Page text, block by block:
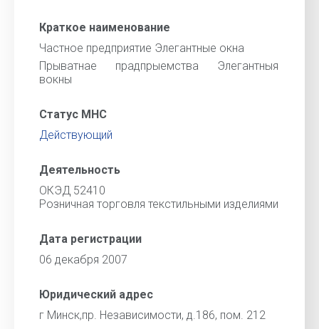
Краткое наименование
Частное предприятие Элегантные окна
Прыватнае прадпрыемства Элегантныя
вокны
Статус МНС
Действующий
Деятельность
ОКЭД 52410
Розничная торговля текстильными изделиями
Дата регистрации
06 декабря 2007
Юридический адрес
г Минск,пр. Независимости, д.186, пом. 212